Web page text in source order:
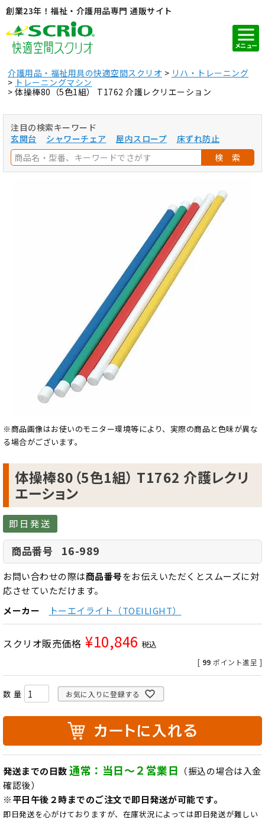
創業23年！福祉・介護用品専門 通販サイト
メニュー
介護用品・福祉用具の快適空間スクリオ
リハ・トレーニング
トレーニングマシン
体操棒80（5色1組） T1762 介護レクリエーション
注目の検索キーワード
玄関台
シャワーチェア 屋内スロープ
床ずれ防止
検 索
※商品画像はお使いのモニター環境等により、実際の商品と色味が異な
る場合がございます。
体操棒80（5色1組） T1762 介護レクリ
エーション
即日発送
商品番号 16-989
お問い合わせの際は商品番号をお伝えいただくとスムーズに対
応させていただけます。
メーカー
トーエイライト（TOEILIGHT）
スクリオ販売価格 ¥10,846 税込
[ 99 ポイント進呈 ]
お気に入りに登録する
発送までの日数通常：当日～２営業日 （振込の場合は入金
確認後）
※平日午後２時までのご注文で即日発送が可能です。
即日発送を心がけておりますが、在庫状況によっては即日発送が難しい